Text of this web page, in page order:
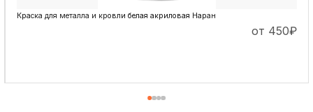
Краска для металла и кровли белая акриловая Наран
от 450₽